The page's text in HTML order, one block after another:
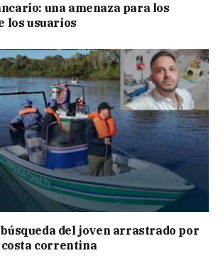
una amenaza para los
los usuarios
del joven arrastrado por
correntina